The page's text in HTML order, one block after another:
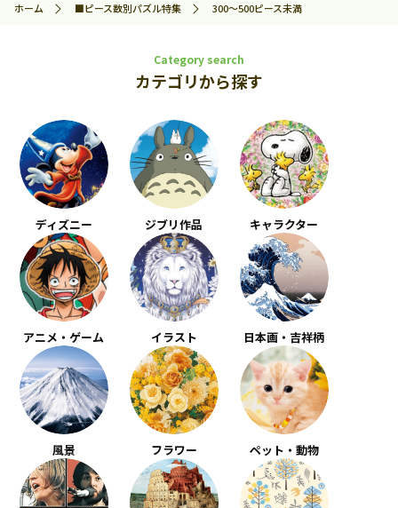
ホーム ■ピース数別パズル特集 300～500ピース未満
Category search
カテゴリから探す
ディズニー ジブリ作品 キャラクター
アニメ・ゲーム イラスト 日本画・吉祥柄
風景 フラワー ペット・動物